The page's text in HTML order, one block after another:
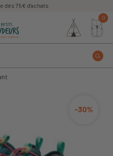
dès 75€ d'achats
0
-30%